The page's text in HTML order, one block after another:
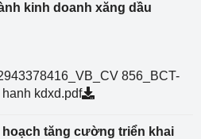
kinh doanh xăng dầu
856_BCT-
kdxd.pdf
tăng cường triển khai